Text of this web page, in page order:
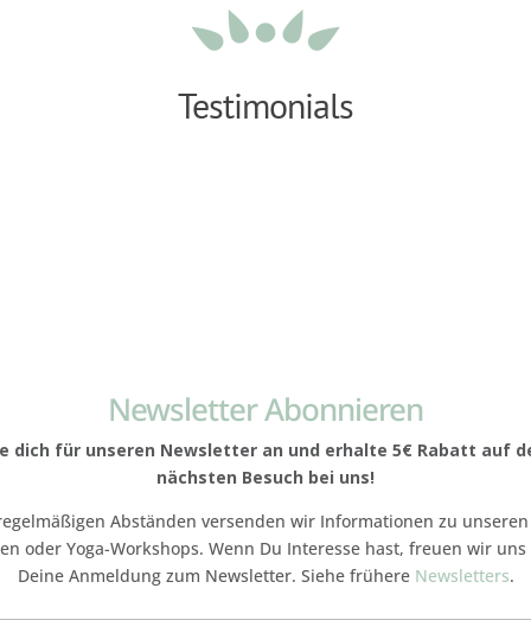
Testimonials
Newsletter Abonnieren
dich für unseren Newsletter an und erhalte 5€ Rabatt auf
nächsten Besuch bei uns!
Abständen versenden wir Informationen zu unseren
oder Yoga-Workshops. Wenn Du Interesse hast, freuen wir
Deine Anmeldung zum Newsletter. Siehe frühere Newsletters.